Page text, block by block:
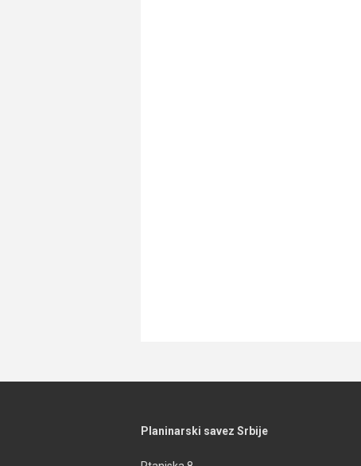
Planinarski savez Srbije